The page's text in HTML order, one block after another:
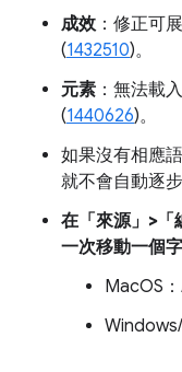
成效：修正可
(1432510)。
元素 ：無法載
(1440626)。
如果沒有相應
就不會自動逐
在「來源」>「
一次移動一個
MacOS：